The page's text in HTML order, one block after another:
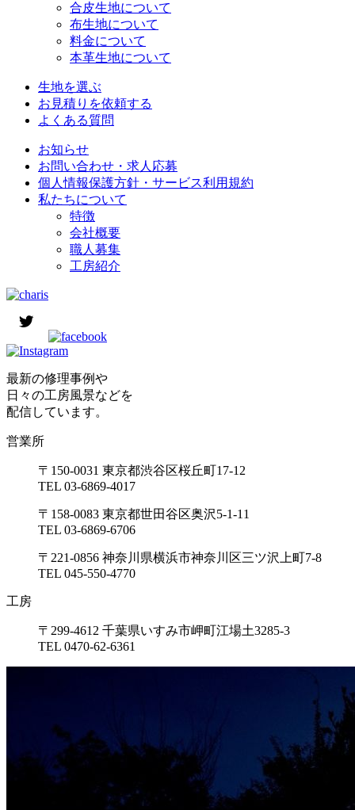
合皮生地について
布生地について
料金について
本革生地について
生地を選ぶ
お見積りを依頼する
よくある質問
お知らせ
お問い合わせ・求人応募
個人情報保護方針・サービス利用規約
私たちについて
特徴
会社概要
職人募集
工房紹介
最新の修理事例や
日々の工房風景などを
配信しています。
営業所
〒150-0031 東京都渋谷区桜丘町17-12
TEL 03-6869-4017
〒158-0083 東京都世田谷区奥沢5-1-11
TEL 03-6869-6706
〒221-0856 神奈川県横浜市神奈川区三ツ沢上町7-8
TEL 045-550-4770
工房
〒299-4612 千葉県いすみ市岬町江場土3285-3
TEL 0470-62-6361